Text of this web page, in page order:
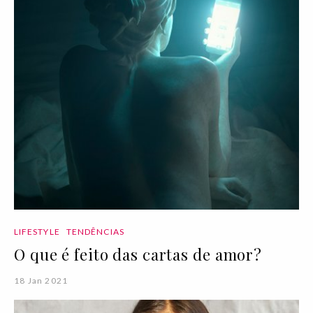
LIFESTYLE TENDÊNCIAS
O que é feito das cartas de amor?
18 Jan 2021